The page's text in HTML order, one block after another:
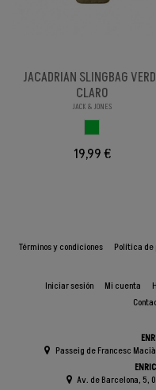
JACADRIAN SLINGBAG
CLARO
JACK & JONES
19,99 €
Términos y condiciones Política
Iniciar sesión Mi cuenta
Passeig de Francesc
Av. de Barcelona, 5,